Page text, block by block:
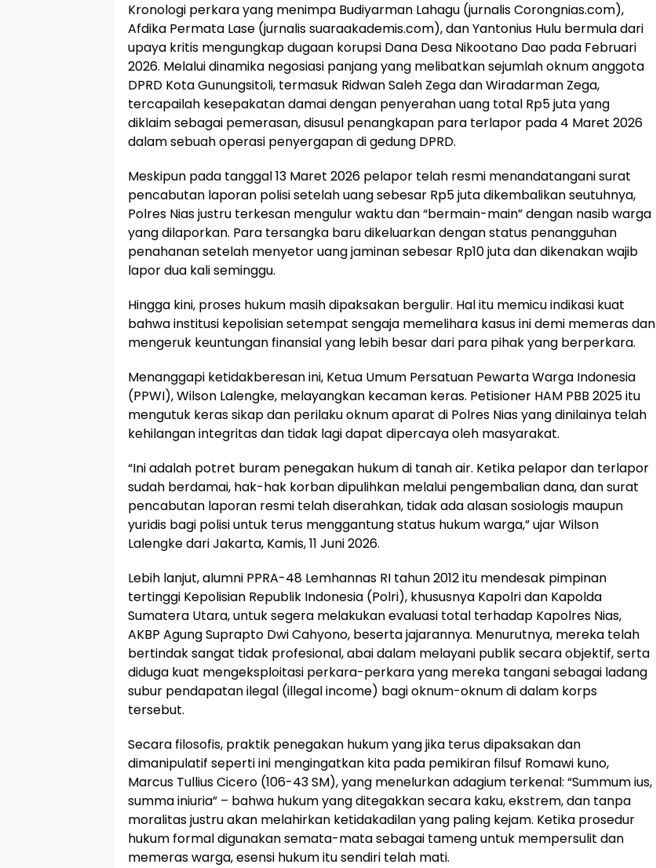
Kronologi perkara yang menimpa Budiyarman Lahagu (jurnalis Corongnias.com),
Afdika Permata Lase (jurnalis suaraakademis.com), dan Yantonius Hulu bermula dari
upaya kritis mengungkap dugaan korupsi Dana Desa Nikootano Dao pada Februari
2026. Melalui dinamika negosiasi panjang yang melibatkan sejumlah oknum anggota
DPRD Kota Gunungsitoli, termasuk Ridwan Saleh Zega dan Wiradarman Zega,
tercapailah kesepakatan damai dengan penyerahan uang total Rp5 juta yang
diklaim sebagai pemerasan, disusul penangkapan para terlapor pada 4 Maret 2026
dalam sebuah operasi penyergapan di gedung DPRD.
Meskipun pada tanggal 13 Maret 2026 pelapor telah resmi menandatangani surat
pencabutan laporan polisi setelah uang sebesar Rp5 juta dikembalikan seutuhnya,
Polres Nias justru terkesan mengulur waktu dan “bermain-main” dengan nasib warga
yang dilaporkan. Para tersangka baru dikeluarkan dengan status penangguhan
penahanan setelah menyetor uang jaminan sebesar Rp10 juta dan dikenakan wajib
lapor dua kali seminggu.
Hingga kini, proses hukum masih dipaksakan bergulir. Hal itu memicu indikasi kuat
bahwa institusi kepolisian setempat sengaja memelihara kasus ini demi memeras dan
mengeruk keuntungan finansial yang lebih besar dari para pihak yang berperkara.
Menanggapi ketidakberesan ini, Ketua Umum Persatuan Pewarta Warga Indonesia
(PPWI), Wilson Lalengke, melayangkan kecaman keras. Petisioner HAM PBB 2025 itu
mengutuk keras sikap dan perilaku oknum aparat di Polres Nias yang dinilainya telah
kehilangan integritas dan tidak lagi dapat dipercaya oleh masyarakat.
“Ini adalah potret buram penegakan hukum di tanah air. Ketika pelapor dan terlapor
sudah berdamai, hak-hak korban dipulihkan melalui pengembalian dana, dan surat
pencabutan laporan resmi telah diserahkan, tidak ada alasan sosiologis maupun
yuridis bagi polisi untuk terus menggantung status hukum warga,” ujar Wilson
Lalengke dari Jakarta, Kamis, 11 Juni 2026.
Lebih lanjut, alumni PPRA-48 Lemhannas RI tahun 2012 itu mendesak pimpinan
tertinggi Kepolisian Republik Indonesia (Polri), khususnya Kapolri dan Kapolda
Sumatera Utara, untuk segera melakukan evaluasi total terhadap Kapolres Nias,
AKBP Agung Suprapto Dwi Cahyono, beserta jajarannya. Menurutnya, mereka telah
bertindak sangat tidak profesional, abai dalam melayani publik secara objektif, serta
diduga kuat mengeksploitasi perkara-perkara yang mereka tangani sebagai ladang
subur pendapatan ilegal (illegal income) bagi oknum-oknum di dalam korps
tersebut.
Secara filosofis, praktik penegakan hukum yang jika terus dipaksakan dan
dimanipulatif seperti ini mengingatkan kita pada pemikiran filsuf Romawi kuno,
Marcus Tullius Cicero (106-43 SM), yang menelurkan adagium terkenal: “Summum ius,
summa iniuria” – bahwa hukum yang ditegakkan secara kaku, ekstrem, dan tanpa
moralitas justru akan melahirkan ketidakadilan yang paling kejam. Ketika prosedur
hukum formal digunakan semata-mata sebagai tameng untuk mempersulit dan
memeras warga, esensi hukum itu sendiri telah mati.